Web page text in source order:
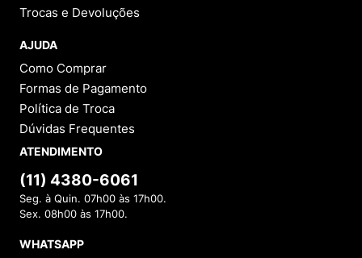
Trocas e Devoluções
AJUDA
Como Comprar
Formas de Pagamento
Política de Troca
Dúvidas Frequentes
ATENDIMENTO
(11) 4380-6061
Seg. à Quin. 07h00 às 17h00.
Sex. 08h00 às 17h00.
WHATSAPP